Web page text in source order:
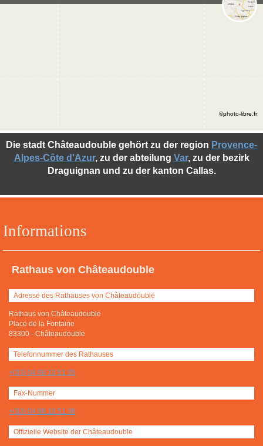
Informations
Rathaus von Châteaudouble
Adresse des Rathauses von Châteaudouble
Rathaus von Châteaudouble
Place de la Fontaine
83300 - Châteaudouble
Telefonnummer des Rathauses
+(33) 04 98 10 51 35
Fax-Nummer
+(33) 04 98 10 51 36
Offizielle Website der Châteaudouble
Die stadt Châteaudouble gehört zu der region Provence-
Alpes-Côte d'Azur, zu der abteilung Var, zu der bezirk
Draguignan und zu der kanton Callas.
©photo-libre.fr